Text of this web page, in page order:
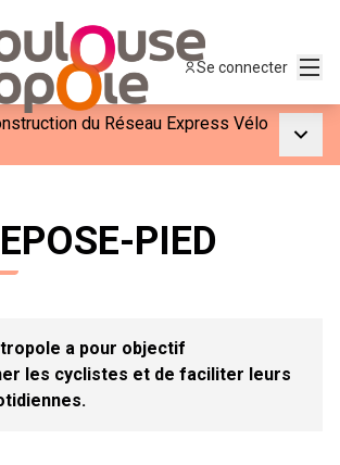
Se connecter
du Réseau Express Vélo
PIED
a pour objectif
les cyclistes et de faciliter leurs